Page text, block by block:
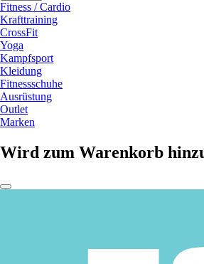
Fitness / Cardio
Krafttraining
CrossFit
Yoga
Kampfsport
Kleidung
Fitnessschuhe
Ausrüstung
Outlet
Marken
Wird zum Warenkorb